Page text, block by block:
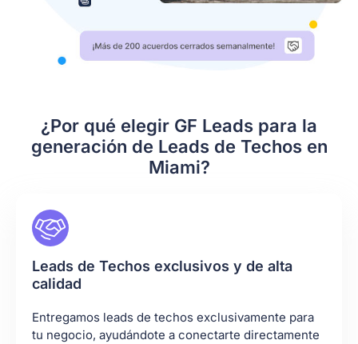
¿Por qué elegir GF Leads para la
generación de Leads de Techos en
Miami?
Leads de Techos exclusivos y de alta
calidad
Entregamos leads de techos exclusivamente para
tu negocio, ayudándote a conectarte directamente